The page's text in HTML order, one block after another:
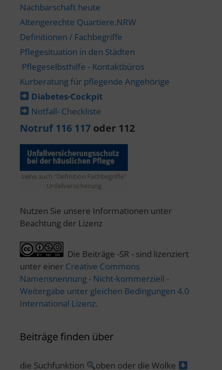
Nachbarschaft heute
Altengerechte Quartiere.NRW
Definitionen / Fachbegriffe
Pflegesituation in den Städten
Pflegeselbsthilfe - Kontaktbüros
Kurberatung für pflegende Angehörige
Diabetes-​Cockpit
Notfall- Checkliste
Notruf 116 117 oder 112
siehe auch "Definition Fachbegriffe"
Unfallversicherung
Nutzen Sie unsere Informationen unter
Beachtung der Lizenz
Die Beiträge -SR - sind lizenziert
unter einer Creative Commons
Namensnennung - Nicht-kommerziell -
Weitergabe unter gleichen Bedingungen 4.0
International Lizenz.
Beiträge finden über
die Suchfunktion oben oder die Wolke